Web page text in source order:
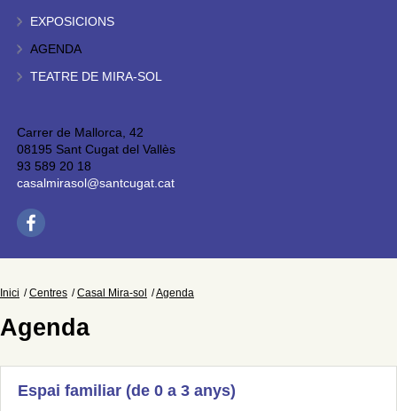
EXPOSICIONS
AGENDA
TEATRE DE MIRA-SOL
Carrer de Mallorca, 42
08195 Sant Cugat del Vallès
93 589 20 18
casalmirasol@santcugat.cat
Inici Centres Casal Mira-sol Agenda
Agenda
Espai familiar (de 0 a 3 anys)